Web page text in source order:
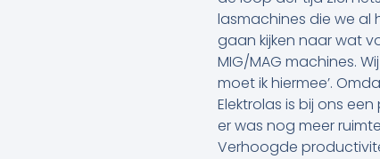
lasmachines die we al
gaan kijken naar wat
MIG/MAG machines.
moet ik hiermee’.
Elektrolas is bij ons
er was nog meer
Verhoogde